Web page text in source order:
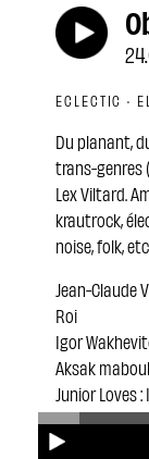
ECLECTIC ·
Du planant,
trans-genres
Lex Viltard.
krautrock,
noise, folk, etc.
Jean-Claude
Roi
Igor
Aksak
Junior Loves
Sandwell
Flying Lotus :